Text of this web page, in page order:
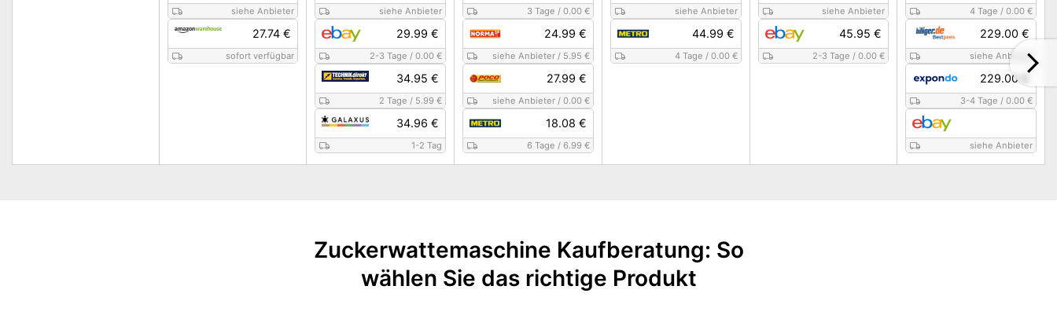
siehe Anbieter
27.74 €
sofort verfügbar
siehe Anbieter
29.99 €
2-3 Tage /0.00 €
34.95 €
2 Tage / 5.99 €
34.96 €
1-2 Tag
3 Tage / 0.00 €
24.99 €
siehe Anbieter/ 5.95 €
27.99 €
siehe Anbieter/ 0.00 €
18.08 €
6 Tage / 6.99 €
siehe Anbieter
44.99 €
4 Tage / 0.00 €
siehe Anbieter
45.95 €
2-3 Tage /0.00 €
4 Tage / 0.00 €
229.00 €
siehe Anbieter
229.00 €
3-4 Tage / 0.00 €
siehe Anbieter
Zuckerwattemaschine Kaufberatung: So
wählen Sie das richtige Produkt